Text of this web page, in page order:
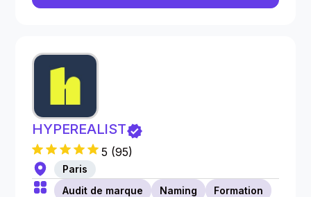
HYPEREALIST
5 (95)
Paris
Audit de marque
Naming
Formation